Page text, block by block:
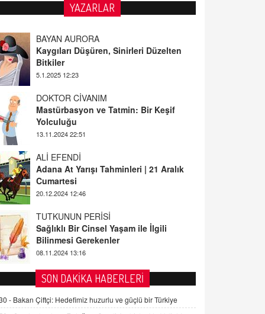
YAZARLAR
BAYAN AURORA
Kaygıları Düşüren, Sinirleri Düzelten
Bitkiler
5.1.2025 12:23
DOKTOR CİVANIM
Mastürbasyon ve Tatmin: Bir Keşif
Yolculuğu
13.11.2024 22:51
ALİ EFENDİ
Adana At Yarışı Tahminleri | 21 Aralık
Cumartesi
20.12.2024 12:46
TUTKUNUN PERİSİ
Sağlıklı Bir Cinsel Yaşam ile İlgili
Bilinmesi Gerekenler
08.11.2024 13:16
FARUK ÖNALAN
Tezkere Onaylanmasaydı…
2 Kasım 2021 Salı 00:11
SON DAKİKA HABERLERİ
- Bakan Çiftçi: Hedefimiz huzurlu ve güçlü bir Türkiye